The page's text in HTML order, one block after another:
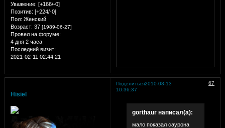
Уважение: [+166/-0]
Позитив: [+224/-0]
Пол: Женский
Возраст: 37 [1989-06-27]
Провел на форуме:
4 дня 2 часа
Последний визит:
2021-02-11 02:44:21
Поделиться 67
2010-08-13
10:36:37
Hisiel
gorthaur написал(а):
мало показал саурона